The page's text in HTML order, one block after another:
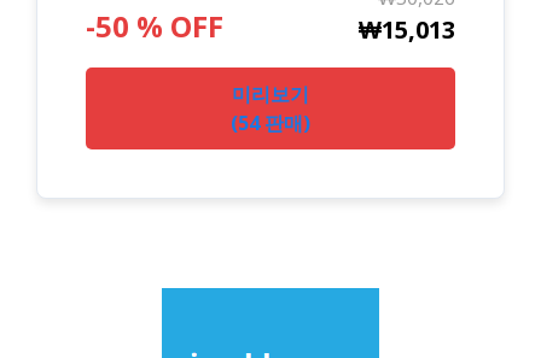
-50 % OFF ₩15,013
미리보기
(54 판매)